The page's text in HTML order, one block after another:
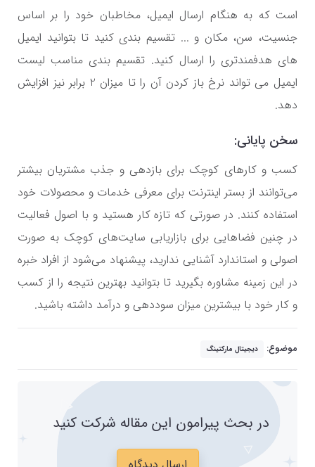
است که به هنگام ارسال ایمیل، مخاطبان خود را بر اساس
جنسیت، سن، مکان و ... تقسیم بندی کنید تا بتوانید ایمیل
های هدفمندتری را ارسال کنید. تقسیم بندی مناسب لیست
ایمیل می تواند نرخ باز کردن آن را تا میزان 2 برابر نیز افزایش
دهد.
سخن پایانی:
کسب و کارهای کوچک برای بازدهی و جذب مشتریان بیشتر
می‌توانند از بستر اینترنت برای معرفی خدمات و محصولات خود
استفاده کنند. در صورتی که تازه کار هستید و با اصول فعالیت
در چنین فضاهایی برای بازاریابی سایت‌های کوچک به صورت
اصولی و استاندارد آشنایی ندارید، پیشنهاد می‌شود از افراد خبره
در این زمینه مشاوره بگیرید تا بتوانید بهترین نتیجه را از کسب
و کار خود با بیشترین میزان سوددهی و درآمد داشته باشید.
موضوع: دیجیتال مارکتینگ
در بحث پیرامون این مقاله شرکت کنید